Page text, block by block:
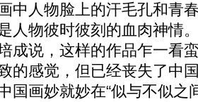
中人物脸上的汗毛孔和青
人物彼时彼刻的血肉神情
成说，这样的作品乍一看
的感觉，但已经丧失了中
国画妙就妙在“似与不似之